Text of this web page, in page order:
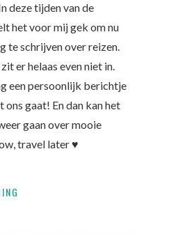
deze tijden van de
het voor mij gek om nu
te schrijven over reizen.
er helaas even niet in.
een persoonlijk berichtje
ons gaat! En dan kan het
gaan over mooie
travel later ♥